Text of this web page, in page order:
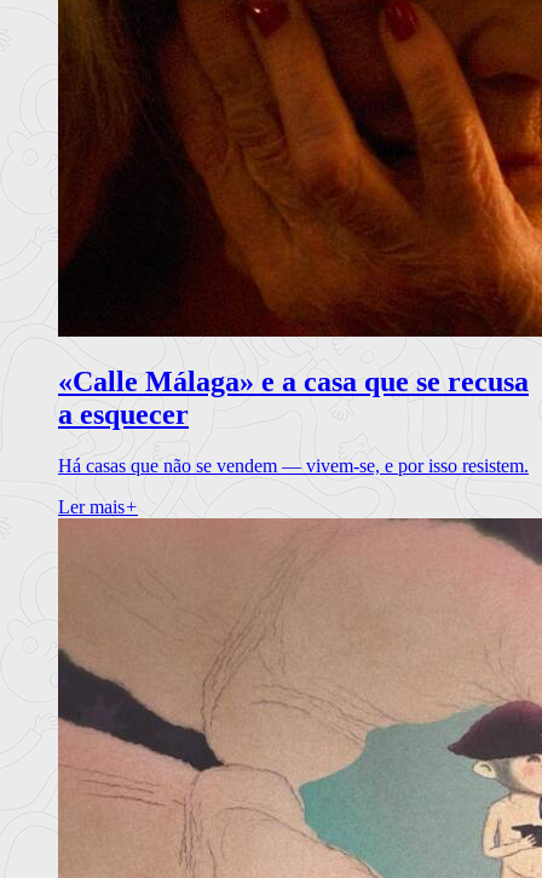
«Calle Málaga» e a casa que se recusa
a esquecer
Há casas que não se vendem — vivem-se, e por isso resistem.
Ler mais+